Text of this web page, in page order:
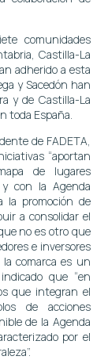
comunidades
Castilla-La
adherido a esta
y Sacedón han
y de Castilla-La
toda España.
de FADETA,
“aportan
de lugares
y con la Agenda
la promoción de
a consolidar el
no es otro que
e inversores
comarca es un
que “en
que integran el
de acciones
de la Agenda
por el